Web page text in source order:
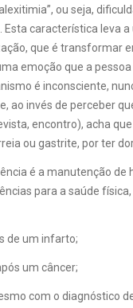
ou seja,
característica leva
que é transformar
emoção que a
é inconsciente,
ao invés de perceber
encontro), acha
ou gastrite, por ter
é a manutenção de
para a saúde
de um infarto;
um câncer;
com o diagnóstico